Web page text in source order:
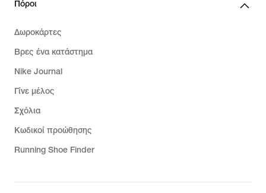
Πόροι
Δωροκάρτες
Βρες ένα κατάστημα
Nike Journal
Γίνε μέλος
Σχόλια
Κωδικοί προώθησης
Running Shoe Finder